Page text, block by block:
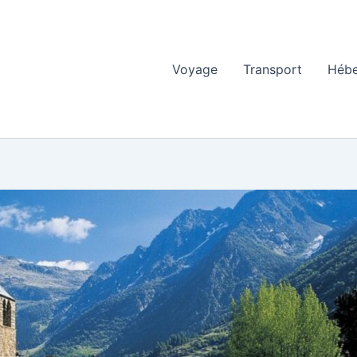
Voyage
Transport